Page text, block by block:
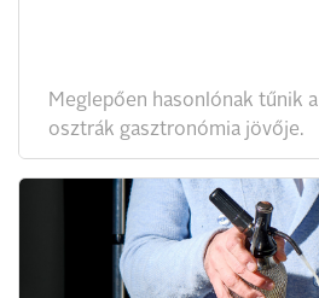
Meglepően hasonlónak tűnik
osztrák gasztronómia jövője.